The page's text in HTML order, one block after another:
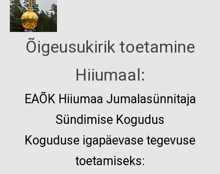
Õigeusukirik toetamine
Hiiumaal:
EAÕK Hiiumaa Jumalasünnitaja
Sündimise Kogudus
Koguduse igapäevase tegevuse
toetamiseks: